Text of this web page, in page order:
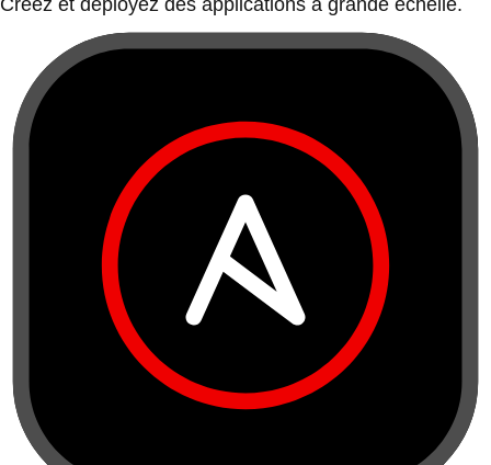
Créez et déployez des applications à grande échelle.